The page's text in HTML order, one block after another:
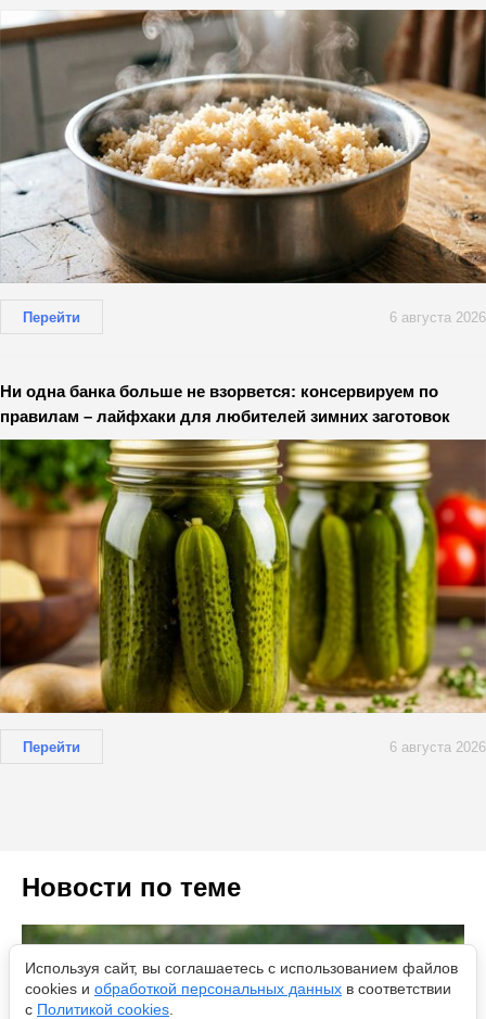
Новости по теме
Перейти 6 августа 2026
Ни одна банка больше не взорвется: консервируем по
правилам – лайфхаки для любителей зимних заготовок
Перейти 6 августа 2026
Используя сайт, вы соглашаетесь с использованием файлов
cookies и обработкой персональных данных в соответствии
с Политикой cookies